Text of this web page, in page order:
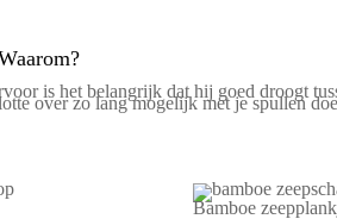
is het belangrijk dat hij goed droogt
over zo lang mogelijk met je spullen
Bamboe